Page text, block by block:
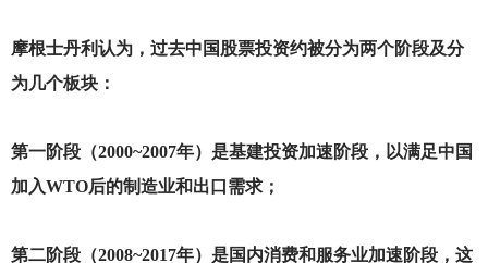
摩根士丹利认为，过去中国股票投资约被分为两个阶段及分
为几个板块：
第一阶段（2000~2007年）是基建投资加速阶段，以满足中国
加入WTO后的制造业和出口需求；
第二阶段（2008~2017年）是国内消费和服务业加速阶段，这